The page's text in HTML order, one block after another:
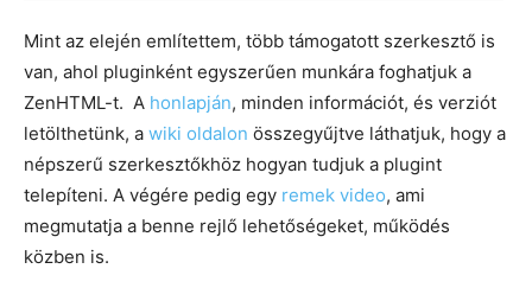
Mint az elején említettem, több támogatott szerkesztő is
van, ahol pluginként egyszerűen munkára foghatjuk a
ZenHTML-t. A honlapján, minden információt, és verziót
letölthetünk, a wiki oldalon összegyűjtve láthatjuk, hogy a
népszerű szerkesztőkhöz hogyan tudjuk a plugint
telepíteni. A végére pedig egy remek video, ami
megmutatja a benne rejlő lehetőségeket, működés
közben is.